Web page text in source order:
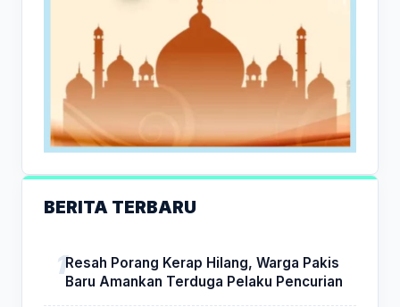
BERITA TERBARU
Resah Porang Kerap Hilang, Warga Pakis
Baru Amankan Terduga Pelaku Pencurian